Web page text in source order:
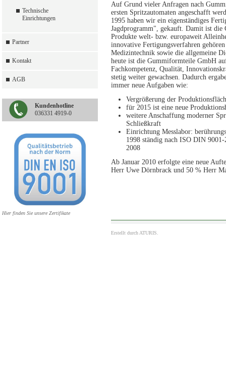
Technische
Einrichtungen
Partner
Kontakt
AGB
Kundenhotline
036331 4919-0
Hier finden Sie unsere Zertifikate
Auf Grund vieler Anfragen nach
ersten Spritzautomaten angeschafft
1995 haben wir ein eigenständiges
Jagdprogramm", gekauft. Damit ist
Produkte welt- bzw. europaweit
innovative Fertigungsverfahren
Medizintechnik sowie die allgemeine
heute ist die Gummiformteile GmbH
Fachkompetenz, Qualität,
stetig weiter gewachsen. Dadurch
immer neue Aufgaben wie:
Vergrößerung der
für 2015 ist eine neue
weitere Anschaffung moderner
Schließkraft
Einrichtung Messlabor:
1998 ständig nach ISO DIN
2008
Ab Januar 2010 erfolgte eine neue
Herr Uwe Dörnbrack und 50 % Herr
Erstellt durch ATURIS.